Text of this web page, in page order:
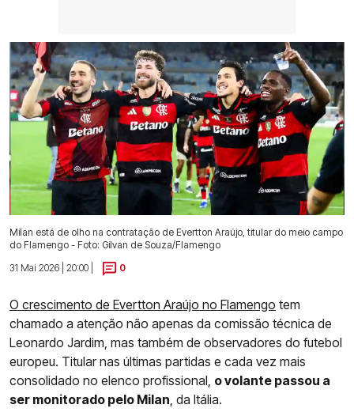
Milan está de olho na contratação de Evertton Araújo, titular do meio campo
do Flamengo - Foto: Gilvan de Souza/Flamengo
31 Mai 2026 | 20:00 |
0
O crescimento de Evertton Araújo no Flamengo tem
chamado a atenção não apenas da comissão técnica de
Leonardo Jardim, mas também de observadores do futebol
europeu. Titular nas últimas partidas e cada vez mais
consolidado no elenco profissional, o volante passou a
ser monitorado pelo Milan , da Itália.